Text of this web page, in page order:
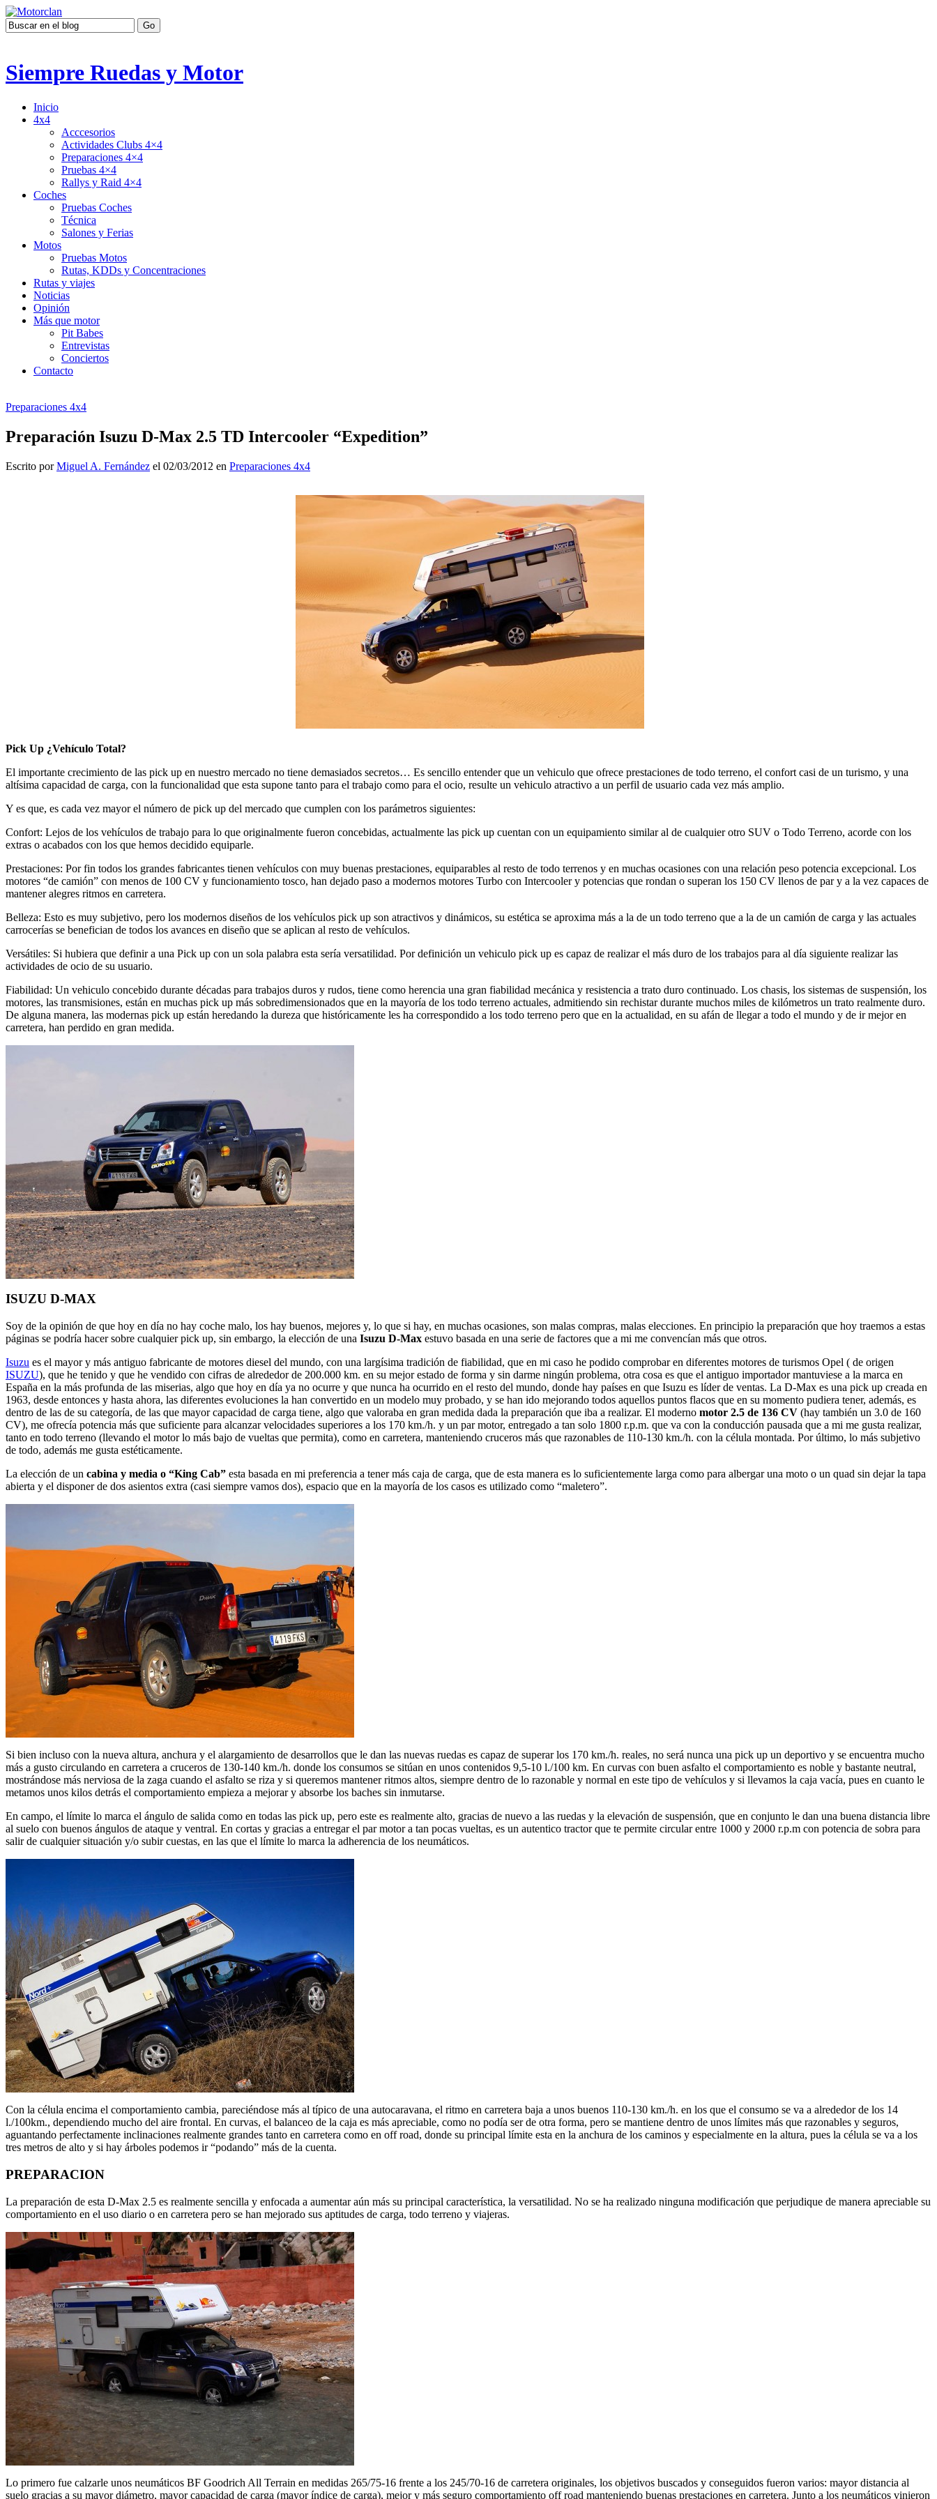
Siempre Ruedas y Motor
Inicio
4x4
Acccesorios
Actividades Clubs 4×4
Preparaciones 4×4
Pruebas 4×4
Rallys y Raid 4×4
Coches
Pruebas Coches
Técnica
Salones y Ferias
Motos
Pruebas Motos
Rutas, KDDs y Concentraciones
Rutas y viajes
Noticias
Opinión
Más que motor
Pit Babes
Entrevistas
Conciertos
Contacto
Preparaciones 4x4
Preparación Isuzu D-Max 2.5 TD Intercooler “Expedition”
Escrito porMiguel A. Fernández el 02/03/2012 en Preparaciones 4x4
Pick Up ¿Vehículo Total?
El importante crecimiento de las pick up en nuestro mercado no tiene demasiados secretos… Es sencillo entender que un vehiculo que ofrece prestaciones de todo terreno, el confort casi de un turismo, y una
altísima capacidad de carga, con la funcionalidad que esta supone tanto para el trabajo como para el ocio, resulte un vehiculo atractivo a un perfil de usuario cada vez más amplio.
Y es que, es cada vez mayor el número de pick up del mercado que cumplen con los parámetros siguientes:
Confort: Lejos de los vehículos de trabajo para lo que originalmente fueron concebidas, actualmente las pick up cuentan con un equipamiento similar al de cualquier otro SUV o Todo Terreno, acorde con los
extras o acabados con los que hemos decidido equiparle.
Prestaciones: Por fin todos los grandes fabricantes tienen vehículos con muy buenas prestaciones, equiparables al resto de todo terrenos y en muchas ocasiones con una relación peso potencia excepcional. Los
motores “de camión” con menos de 100 CV y funcionamiento tosco, han dejado paso a modernos motores Turbo con Intercooler y potencias que rondan o superan los 150 CV llenos de par y a la vez capaces de
mantener alegres ritmos en carretera.
Belleza: Esto es muy subjetivo, pero los modernos diseños de los vehículos pick up son atractivos y dinámicos, su estética se aproxima más a la de un todo terreno que a la de un camión de carga y las actuales
carrocerías se benefician de todos los avances en diseño que se aplican al resto de vehículos.
Versátiles: Si hubiera que definir a una Pick up con un sola palabra esta sería versatilidad. Por definición un vehiculo pick up es capaz de realizar el más duro de los trabajos para al día siguiente realizar las
actividades de ocio de su usuario.
Fiabilidad: Un vehiculo concebido durante décadas para trabajos duros y rudos, tiene como herencia una gran fiabilidad mecánica y resistencia a trato duro continuado. Los chasis, los sistemas de suspensión, los
motores, las transmisiones, están en muchas pick up más sobredimensionados que en la mayoría de los todo terreno actuales, admitiendo sin rechistar durante muchos miles de kilómetros un trato realmente duro.
De alguna manera, las modernas pick up están heredando la dureza que históricamente les ha correspondido a los todo terreno pero que en la actualidad, en su afán de llegar a todo el mundo y de ir mejor en
carretera, han perdido en gran medida.
ISUZU D-MAX
Soy de la opinión de que hoy en día no hay coche malo, los hay buenos, mejores y, lo que si hay, en muchas ocasiones, son malas compras, malas elecciones. En principio la preparación que hoy traemos a estas
páginas se podría hacer sobre cualquier pick up, sin embargo, la elección de una Isuzu D-Max estuvo basada en una serie de factores que a mi me convencían más que otros.
Isuzu es el mayor y más antiguo fabricante de motores diesel del mundo, con una largísima tradición de fiabilidad, que en mi caso he podido comprobar en diferentes motores de turismos Opel ( de origen
ISUZU), que he tenido y que he vendido con cifras de alrededor de 200.000 km. en su mejor estado de forma y sin darme ningún problema, otra cosa es que el antiguo importador mantuviese a la marca en
España en la más profunda de las miserias, algo que hoy en día ya no ocurre y que nunca ha ocurrido en el resto del mundo, donde hay países en que Isuzu es líder de ventas. La D-Max es una pick up creada en
1963, desde entonces y hasta ahora, las diferentes evoluciones la han convertido en un modelo muy probado, y se han ido mejorando todos aquellos puntos flacos que en su momento pudiera tener, además, es
dentro de las de su categoría, de las que mayor capacidad de carga tiene, algo que valoraba en gran medida dada la preparación que iba a realizar. El moderno motor 2.5 de 136 CV (hay también un 3.0 de 160
CV), me ofrecía potencia más que suficiente para alcanzar velocidades superiores a los 170 km./h. y un par motor, entregado a tan solo 1800 r.p.m. que va con la conducción pausada que a mi me gusta realizar,
tanto en todo terreno (llevando el motor lo más bajo de vueltas que permita), como en carretera, manteniendo cruceros más que razonables de 110-130 km./h. con la célula montada. Por último, lo más subjetivo
de todo, además me gusta estéticamente.
La elección de un cabina y media o “King Cab” esta basada en mi preferencia a tener más caja de carga, que de esta manera es lo suficientemente larga como para albergar una moto o un quad sin dejar la tapa
abierta y el disponer de dos asientos extra (casi siempre vamos dos), espacio que en la mayoría de los casos es utilizado como “maletero”.
Si bien incluso con la nueva altura, anchura y el alargamiento de desarrollos que le dan las nuevas ruedas es capaz de superar los 170 km./h. reales, no será nunca una pick up un deportivo y se encuentra mucho
más a gusto circulando en carretera a cruceros de 130-140 km./h. donde los consumos se sitúan en unos contenidos 9,5-10 l./100 km. En curvas con buen asfalto el comportamiento es noble y bastante neutral,
mostrándose más nerviosa de la zaga cuando el asfalto se riza y si queremos mantener ritmos altos, siempre dentro de lo razonable y normal en este tipo de vehículos y si llevamos la caja vacía, pues en cuanto le
metamos unos kilos detrás el comportamiento empieza a mejorar y absorbe los baches sin inmutarse.
En campo, el límite lo marca el ángulo de salida como en todas las pick up, pero este es realmente alto, gracias de nuevo a las ruedas y la elevación de suspensión, que en conjunto le dan una buena distancia libre
al suelo con buenos ángulos de ataque y ventral. En cortas y gracias a entregar el par motor a tan pocas vueltas, es un autentico tractor que te permite circular entre 1000 y 2000 r.p.m con potencia de sobra para
salir de cualquier situación y/o subir cuestas, en las que el límite lo marca la adherencia de los neumáticos.
Con la célula encima el comportamiento cambia, pareciéndose más al típico de una autocaravana, el ritmo en carretera baja a unos buenos 110-130 km./h. en los que el consumo se va a alrededor de los 14
l./100km., dependiendo mucho del aire frontal. En curvas, el balanceo de la caja es más apreciable, como no podía ser de otra forma, pero se mantiene dentro de unos límites más que razonables y seguros,
aguantando perfectamente inclinaciones realmente grandes tanto en carretera como en off road, donde su principal límite esta en la anchura de los caminos y especialmente en la altura, pues la célula se va a los
tres metros de alto y si hay árboles podemos ir “podando” más de la cuenta.
PREPARACION
La preparación de esta D-Max 2.5 es realmente sencilla y enfocada a aumentar aún más su principal característica, la versatilidad. No se ha realizado ninguna modificación que perjudique de manera apreciable su
comportamiento en el uso diario o en carretera pero se han mejorado sus aptitudes de carga, todo terreno y viajeras.
Lo primero fue calzarle unos neumáticos BF Goodrich All Terrain en medidas 265/75-16 frente a los 245/70-16 de carretera originales, los objetivos buscados y conseguidos fueron varios: mayor distancia al
suelo gracias a su mayor diámetro, mayor capacidad de carga (mayor índice de carga), mejor y más seguro comportamiento off road manteniendo buenas prestaciones en carretera. Junto a los neumáticos vinieron